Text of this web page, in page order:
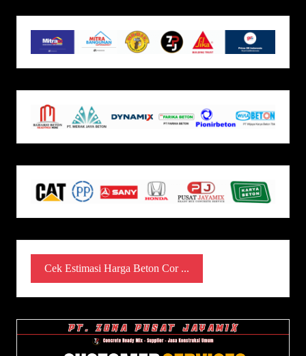
Cek Estimasi Harga Beton Cor ...